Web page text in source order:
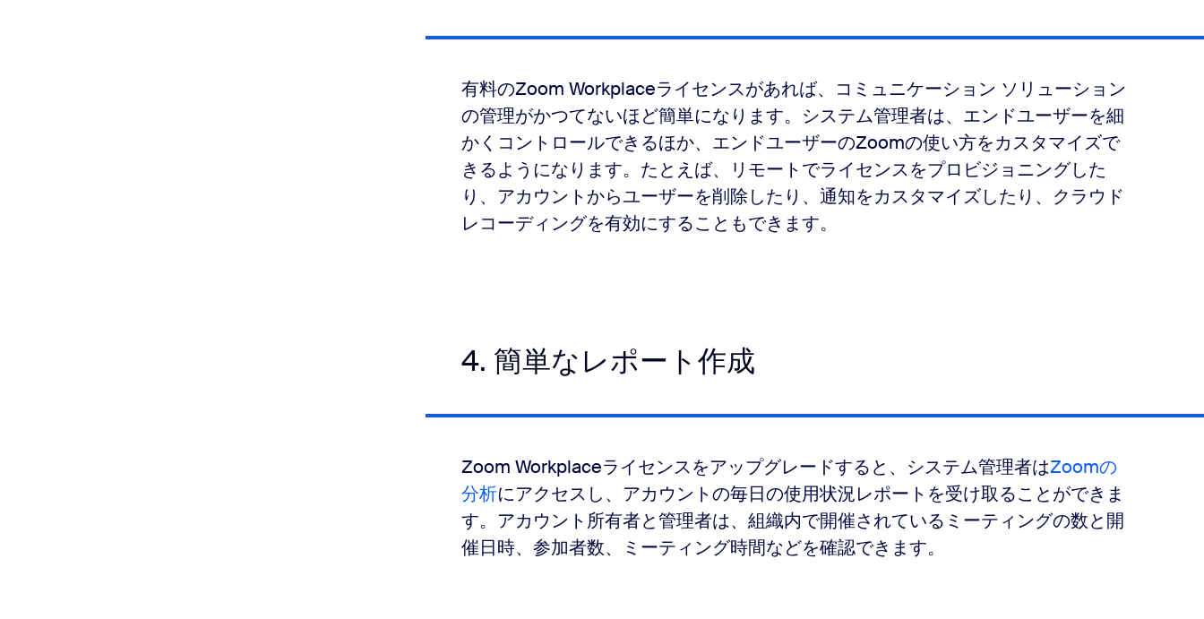
有料のZoom Workplaceライセンスがあれば、コミュニケーション ソリューション
の管理がかつてないほど簡単になります。システム管理者は、エンドユーザーを細
かくコントロールできるほか、エンドユーザーのZoomの使い方をカスタマイズで
きるようになります。たとえば、リモートでライセンスをプロビジョニングした
り、アカウントからユーザーを削除したり、通知をカスタマイズしたり、クラウド
レコーディングを有効にすることもできます。
4. 簡単なレポート作成
Zoom Workplaceライセンスをアップグレードすると、システム管理者はZoomの
分析にアクセスし、アカウントの毎日の使用状況レポートを受け取ることができま
す。アカウント所有者と管理者は、組織内で開催されているミーティングの数と開
催日時、参加者数、ミーティング時間などを確認できます。